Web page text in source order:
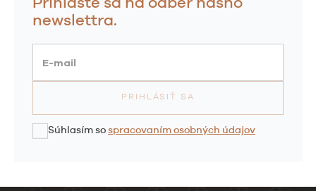
Prihláste sa na odber nášho
newslettra.
E-mail
Súhlasím so spracovaním osobných údajov